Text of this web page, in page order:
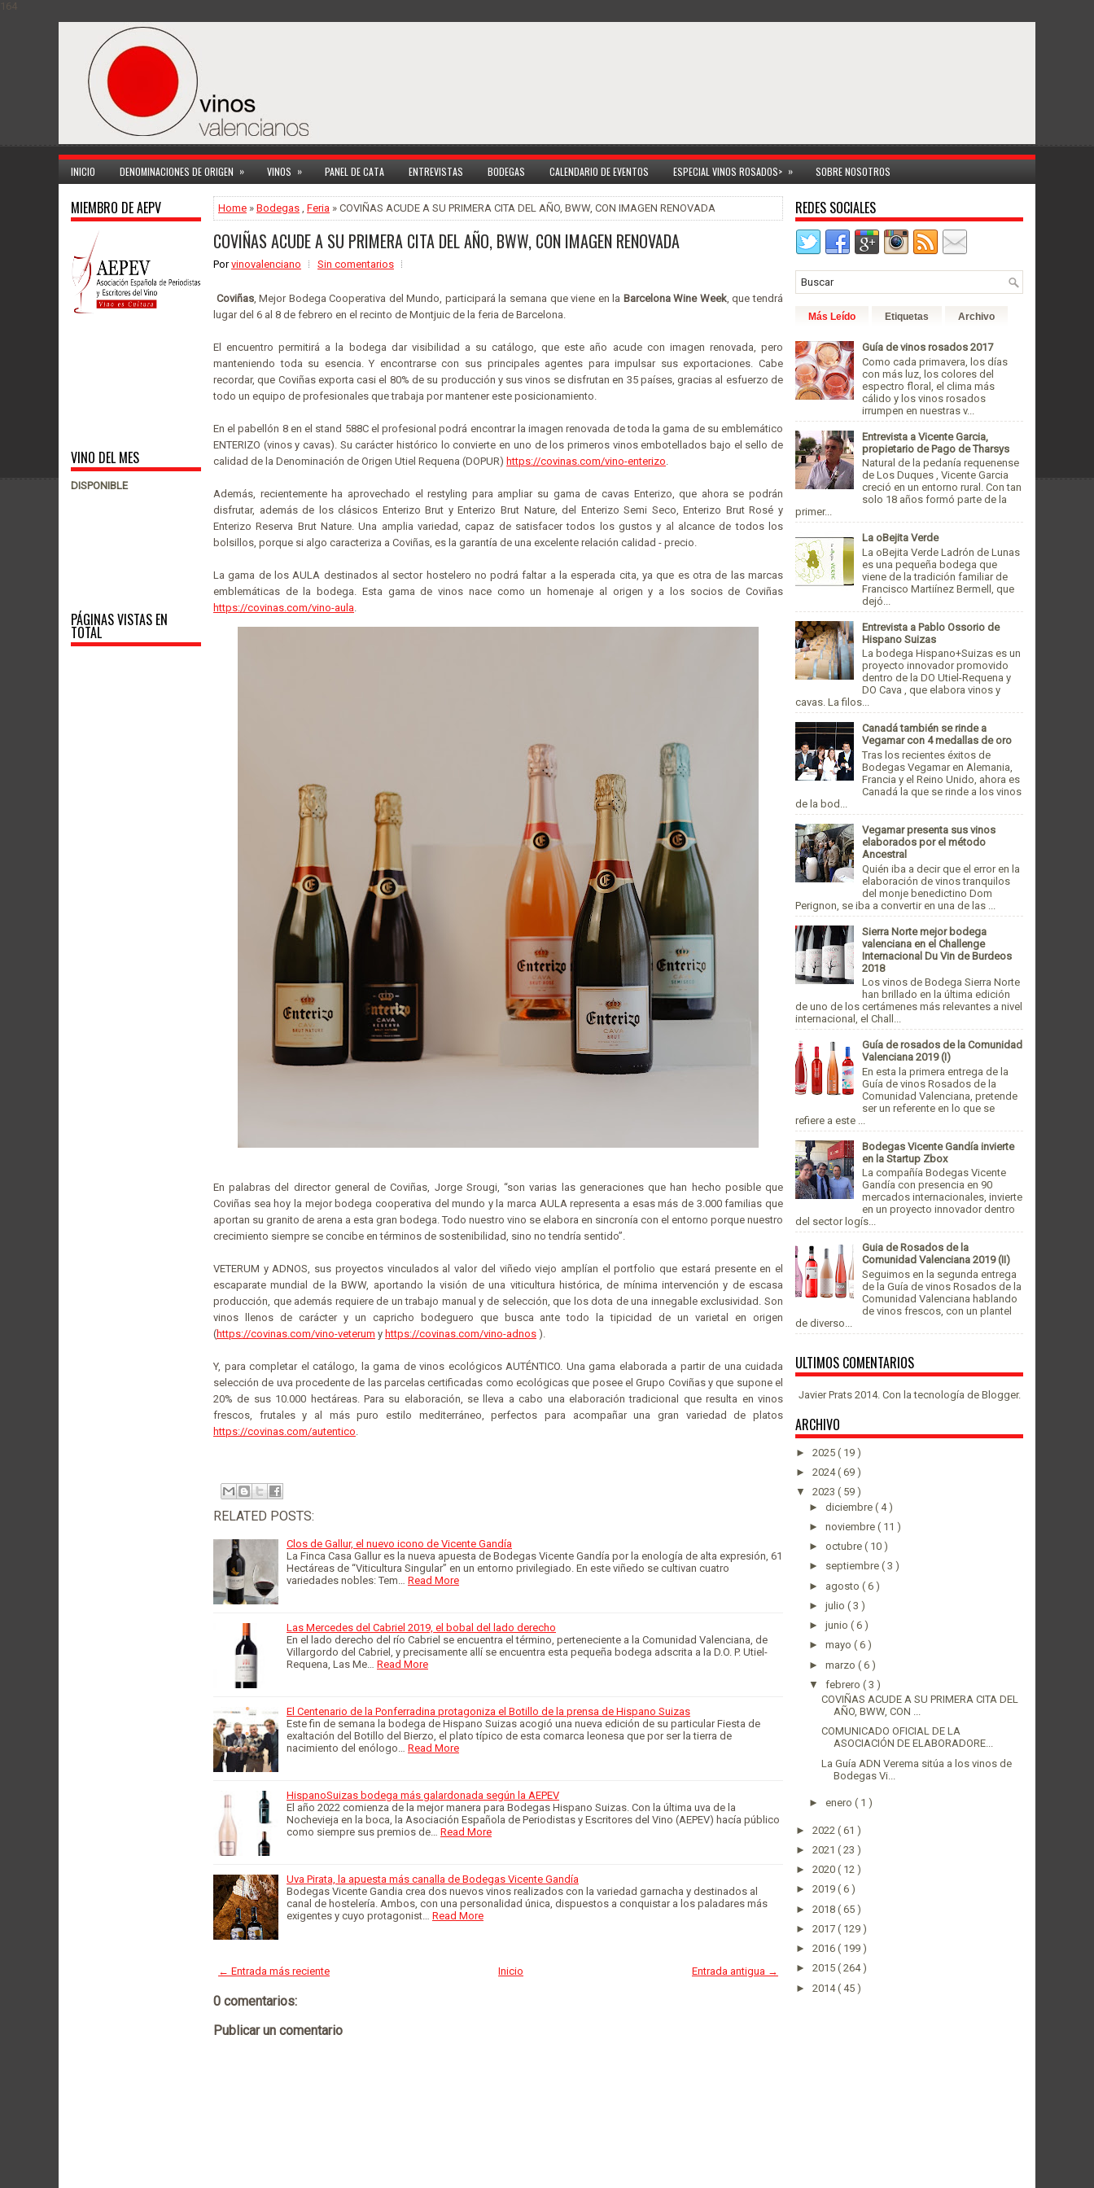
164
INICIO DENOMINACIONES DE ORIGEN » VINOS » PANEL DE CATA ENTREVISTAS BODEGAS CALENDARIO DE EVENTOS ESPECIAL VINOS ROSADOS> » SOBRE NOSOTROS
MIEMBRO DE AEPV
VINO DEL MES
DISPONIBLE
PÁGINAS VISTAS EN
TOTAL
Home » Bodegas , Feria » COVIÑAS ACUDE A SU PRIMERA CITA DEL AÑO, BWW, CON IMAGEN RENOVADA
COVIÑAS ACUDE A SU PRIMERA CITA DEL AÑO, BWW, CON IMAGEN RENOVADA
Porvinovalenciano Sin comentarios
Coviñas, Mejor Bodega Cooperativa del Mundo, participará la semana que viene en la Barcelona Wine Week, que tendrá
lugar del 6 al 8 de febrero en el recinto de Montjuic de la feria de Barcelona.
El encuentro permitirá a la bodega dar visibilidad a su catálogo, que este año acude con imagen renovada, pero
manteniendo toda su esencia. Y encontrarse con sus principales agentes para impulsar sus exportaciones. Cabe
recordar, que Coviñas exporta casi el 80% de su producción y sus vinos se disfrutan en 35 países, gracias al esfuerzo de
todo un equipo de profesionales que trabaja por mantener este posicionamiento.
En el pabellón 8 en el stand 588C el profesional podrá encontrar la imagen renovada de toda la gama de su emblemático
ENTERIZO (vinos y cavas). Su carácter histórico lo convierte en uno de los primeros vinos embotellados bajo el sello de
calidad de la Denominación de Origen Utiel Requena (DOPUR) https://covinas.com/vino-enterizo.
Además, recientemente ha aprovechado el restyling para ampliar su gama de cavas Enterizo, que ahora se podrán
disfrutar, además de los clásicos Enterizo Brut y Enterizo Brut Nature, del Enterizo Semi Seco, Enterizo Brut Rosé y
Enterizo Reserva Brut Nature. Una amplia variedad, capaz de satisfacer todos los gustos y al alcance de todos los
bolsillos, porque si algo caracteriza a Coviñas, es la garantía de una excelente relación calidad - precio.
La gama de los AULA destinados al sector hostelero no podrá faltar a la esperada cita, ya que es otra de las marcas
emblemáticas de la bodega. Esta gama de vinos nace como un homenaje al origen y a los socios de Coviñas
https://covinas.com/vino-aula.
En palabras del director general de Coviñas, Jorge Srougi, “son varias las generaciones que han hecho posible que
Coviñas sea hoy la mejor bodega cooperativa del mundo y la marca AULA representa a esas más de 3.000 familias que
aportan su granito de arena a esta gran bodega. Todo nuestro vino se elabora en sincronía con el entorno porque nuestro
crecimiento siempre se concibe en términos de sostenibilidad, sino no tendría sentido”.
VETERUM y ADNOS, sus proyectos vinculados al valor del viñedo viejo amplían el portfolio que estará presente en el
escaparate mundial de la BWW, aportando la visión de una viticultura histórica, de mínima intervención y de escasa
producción, que además requiere de un trabajo manual y de selección, que los dota de una innegable exclusividad. Son
vinos llenos de carácter y un capricho bodeguero que busca ante todo la tipicidad de un varietal en origen
(https://covinas.com/vino-veterum y https://covinas.com/vino-adnos ).
Y, para completar el catálogo, la gama de vinos ecológicos AUTÉNTICO. Una gama elaborada a partir de una cuidada
selección de uva procedente de las parcelas certificadas como ecológicas que posee el Grupo Coviñas y que supone el
20% de sus 10.000 hectáreas. Para su elaboración, se lleva a cabo una elaboración tradicional que resulta en vinos
frescos, frutales y al más puro estilo mediterráneo, perfectos para acompañar una gran variedad de platos
https://covinas.com/autentico.
RELATED POSTS:
Clos de Gallur, el nuevo icono de Vicente Gandía
La Finca Casa Gallur es la nueva apuesta de Bodegas Vicente Gandía por la enología de alta expresión, 61
Hectáreas de “Viticultura Singular” en un entorno privilegiado. En este viñedo se cultivan cuatro
variedades nobles: Tem…
Read More
Las Mercedes del Cabriel 2019, el bobal del lado derecho
En el lado derecho del río Cabriel se encuentra el término, perteneciente a la Comunidad Valenciana, de
Villargordo del Cabriel, y precisamente allí se encuentra esta pequeña bodega adscrita a la D.O. P. Utiel-
Requena, Las Me…
Read More
El Centenario de la Ponferradina protagoniza el Botillo de la prensa de Hispano Suizas
Este fin de semana la bodega de Hispano Suizas acogió una nueva edición de su particular Fiesta de
exaltación del Botillo del Bierzo, el plato típico de esta comarca leonesa que por ser la tierra de
nacimiento del enólogo…
Read More
HispanoSuizas bodega más galardonada según la AEPEV
El año 2022 comienza de la mejor manera para Bodegas Hispano Suizas. Con la última uva de la
Nochevieja en la boca, la Asociación Española de Periodistas y Escritores del Vino (AEPEV) hacía público
como siempre sus premios de…
Read More
Uva Pirata, la apuesta más canalla de Bodegas Vicente Gandía
Bodegas Vicente Gandia crea dos nuevos vinos realizados con la variedad garnacha y destinados al
canal de hostelería. Ambos, con una personalidad única, dispuestos a conquistar a los paladares más
exigentes y cuyo protagonist…
Read More
← Entrada más reciente Entrada antigua →
Inicio
0 comentarios:
Publicar un comentario
REDES SOCIALES
Más Leído Etiquetas Archivo
Guía de vinos rosados 2017
Como cada primavera, los días
con más luz, los colores del
espectro floral, el clima más
cálido y los vinos rosados
irrumpen en nuestras v...
Entrevista a Vicente Garcia,
propietario de Pago de Tharsys
Natural de la pedanía requenense
de Los Duques , Vicente Garcia
creció en un entorno rural. Con tan
solo 18 años formó parte de la
primer...
La oBejita Verde
La oBejita Verde Ladrón de Lunas
es una pequeña bodega que
viene de la tradición familiar de
Francisco Martiínez Bermell, que
dejó...
Entrevista a Pablo Ossorio de
Hispano Suizas
La bodega Hispano+Suizas es un
proyecto innovador promovido
dentro de la DO Utiel-Requena y
DO Cava , que elabora vinos y
cavas. La filos...
Canadá también se rinde a
Vegamar con 4 medallas de oro
Tras los recientes éxitos de
Bodegas Vegamar en Alemania,
Francia y el Reino Unido, ahora es
Canadá la que se rinde a los vinos
de la bod...
Vegamar presenta sus vinos
elaborados por el método
Ancestral
Quién iba a decir que el error en la
elaboración de vinos tranquilos
del monje benedictino Dom
Perignon, se iba a convertir en una de las ...
Sierra Norte mejor bodega
valenciana en el Challenge
Internacional Du Vin de Burdeos
2018
Los vinos de Bodega Sierra Norte
han brillado en la última edición
de uno de los certámenes más relevantes a nivel
internacional, el Chall...
Guía de rosados de la Comunidad
Valenciana 2019 (I)
En esta la primera entrega de la
Guía de vinos Rosados de la
Comunidad Valenciana, pretende
ser un referente en lo que se
refiere a este ...
Bodegas Vicente Gandía invierte
en la Startup Zbox
La compañía Bodegas Vicente
Gandía con presencia en 90
mercados internacionales, invierte
en un proyecto innovador dentro
del sector logís...
Guia de Rosados de la
Comunidad Valenciana 2019 (II)
Seguimos en la segunda entrega
de la Guía de vinos Rosados de la
Comunidad Valenciana hablando
de vinos frescos, con un plantel
de diverso...
ULTIMOS COMENTARIOS
Javier Prats 2014. Con la tecnología de Blogger.
ARCHIVO
► 2025 ( 19 )
► 2024( 69 )
▼ 2023 ( 59 )
► diciembre ( 4 )
► noviembre ( 11 )
► octubre ( 10 )
► septiembre ( 3 )
► agosto ( 6 )
► julio ( 3 )
► junio ( 6 )
► mayo ( 6 )
► marzo ( 6 )
▼ febrero ( 3 )
COVIÑAS ACUDE A SU PRIMERA CITA DEL
AÑO, BWW, CON ...
COMUNICADO OFICIAL DE LA
ASOCIACIÓN DE ELABORADORE...
La Guía ADN Verema sitúa a los vinos de
Bodegas Vi...
► enero ( 1 )
► 2022 ( 61 )
► 2021 ( 23 )
► 2020 ( 12 )
► 2019 ( 6 )
► 2018 ( 65 )
► 2017 ( 129 )
► 2016 ( 199 )
► 2015 ( 264 )
► 2014( 45 )